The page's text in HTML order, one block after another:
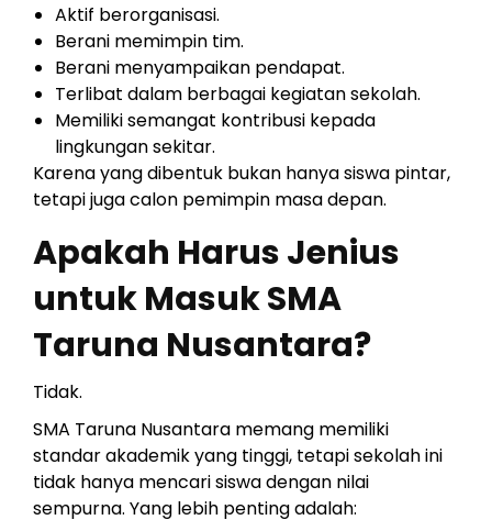
Aktif berorganisasi.
Berani memimpin tim.
Berani menyampaikan pendapat.
Terlibat dalam berbagai kegiatan sekolah.
Memiliki semangat kontribusi kepada
lingkungan sekitar.
Karena yang dibentuk bukan hanya siswa pintar,
tetapi juga calon pemimpin masa depan.
Apakah Harus Jenius
untuk Masuk SMA
Taruna Nusantara?
Tidak.
SMA Taruna Nusantara memang memiliki
standar akademik yang tinggi, tetapi sekolah ini
tidak hanya mencari siswa dengan nilai
sempurna. Yang lebih penting adalah: